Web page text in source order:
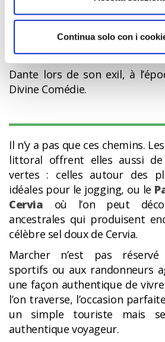
Continua solo con i
bien plus qu’un sentier de
voyage culturel, artistique,
spirituel entre Ravenne et
sentiers et les voies
Dante lors de son exil, à
Divine Comédie.
Il n’y a pas que ces chemins.
littoral offrent elles aussi de
vertes : celles autour des
idéales pour le jogging, ou le
Cervia où l’on peut
ancestrales qui produisent
célèbre sel doux de Cervia.
Marcher n’est pas
sportifs ou aux randonneurs
une façon authentique de
l’on traverse, l’occasion
un simple touriste mais
authentique voyageur.